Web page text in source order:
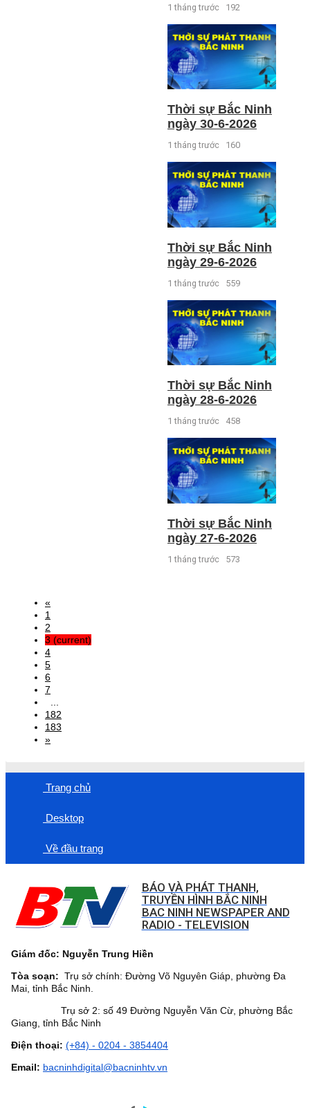
1 tháng trước 192
Thời sự Bắc Ninh
ngày 30-6-2026
1 tháng trước 160
Thời sự Bắc Ninh
ngày 29-6-2026
1 tháng trước 559
Thời sự Bắc Ninh
ngày 28-6-2026
1 tháng trước 458
Thời sự Bắc Ninh
ngày 27-6-2026
1 tháng trước 573
«
1
2
3 (current)
4
5
6
7
182
183
»
Trang chủ
Desktop
Về đầu trang
BÁO VÀ PHÁT THANH,
TRUYỀN HÌNH BẮC NINH
BAC NINH NEWSPAPER AND
RADIO - TELEVISION
Giám đốc: Nguyễn Trung Hiền
Tòa soạn: Trụ sở chính: Đường Võ Nguyên Giáp, phường Đa
Mai, tỉnh Bắc Ninh.
Trụ sở 2: số 49 Đường Nguyễn Văn Cừ, phường Bắc
Giang, tỉnh Bắc Ninh
Điện thoại: (+84) - 0204 - 3854404
Email: bacninhdigital@bacninhtv.vn